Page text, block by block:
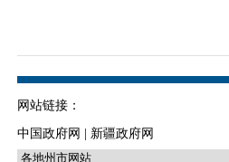
网站链接：
中国政府网 新疆政府网